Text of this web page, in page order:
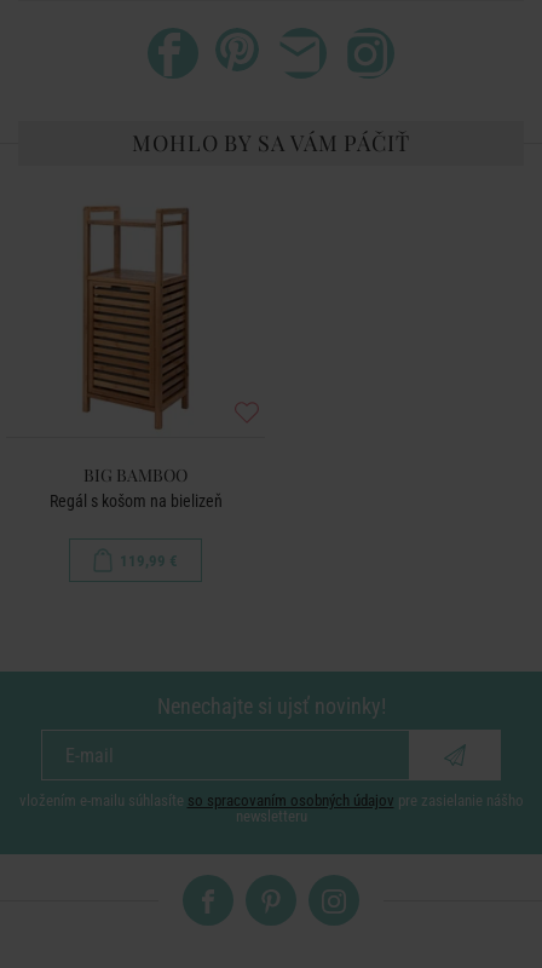
MOHLO BY SA VÁM PÁČIŤ
BIG BAMBOO
Regál s košom na bielizeň
119,99 €
Nenechajte si ujsť novinky!
vložením e-mailu súhlasíte so spracovaním osobných údajov pre zasielanie nášho
newsletteru